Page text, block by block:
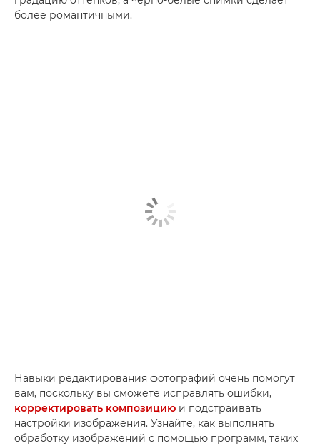
более романтичными.
Навыки редактирования фотографий очень помогут
вам, поскольку вы сможете исправлять ошибки,
корректировать композицию и подстраивать
настройки изображения. Узнайте, как выполнять
обработку изображений с помощью программ, таких